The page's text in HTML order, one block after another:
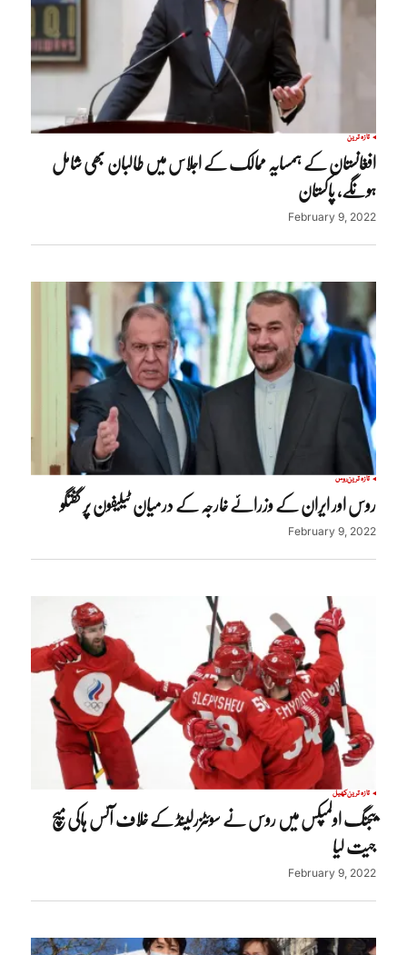
تازہ ترین
افغانستان کے ہمسایہ ممالک کے اجلاس میں طالبان بھی شامل
ہونگے، پاکستان
February 9, 2022
تازہ ترینروس
روس اور ایران کے وزرائے خارجہ کے درمیان ٹیلیفون پر گفتگو
February 9, 2022
تازہ ترینکھیل
بیجنگ اولمپکس میں روس نے سوئٹزرلینڈ کے خلاف آئس ہاکی میچ
جیت لیا
February 9, 2022